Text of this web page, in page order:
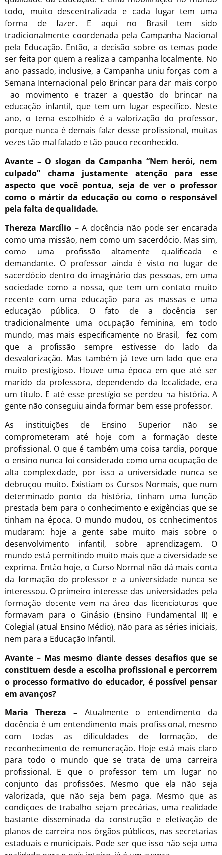
todo, muito descentralizada e cada lugar tem uma
forma de fazer. E aqui no Brasil tem sido
tradicionalmente coordenada pela Campanha Nacional
pela Educação. Então, a decisão sobre os temas pode
ser feita por quem a realiza a campanha localmente. No
ano passado, inclusive, a Campanha uniu forças com a
Semana Internacional pelo Brincar para dar mais corpo
ao movimento e trazer a questão do brincar na
educação infantil, que tem um lugar específico. Neste
ano, o tema escolhido é a valorização do professor,
porque nunca é demais falar desse profissional, muitas
vezes tão mal falado e tão pouco reconhecido.
Avante – O slogan da Campanha “Nem herói, nem
culpado” chama justamente atenção para esse
aspecto que você pontua, seja de ver o professor
como o mártir da educação ou como o responsável
pela falta de qualidade.
Thereza Marcílio –A docência não pode ser encarada
como uma missão, nem como um sacerdócio. Mas sim,
como uma profissão altamente qualificada e
demandante. O professor ainda é visto no lugar de
sacerdócio dentro do imaginário das pessoas, em uma
sociedade como a nossa, que tem um contato muito
recente com uma educação para as massas e uma
educação pública. O fato de a docência ser
tradicionalmente uma ocupação feminina, em todo
mundo, mas mais especificamente no Brasil, fez com
que a profissão sempre estivesse do lado da
desvalorização. Mas também já teve um lado que era
muito prestigioso. Houve uma época em que até ser
marido da professora, dependendo da localidade, era
um título. E até esse prestígio se perdeu na história. A
gente não conseguiu ainda formar bem esse professor.
As instituições de Ensino Superior não se
comprometeram até hoje com a formação deste
profissional. O que é também uma coisa tardia, porque
o ensino nunca foi considerado como uma ocupação de
alta complexidade, por isso a universidade nunca se
debruçou muito. Existiam os Cursos Normais, que num
determinado ponto da história, tinham uma função
prestada bem para o conhecimento e exigências que se
tinham na época. O mundo mudou, os conhecimentos
mudaram: hoje a gente sabe muito mais sobre o
desenvolvimento infantil, sobre aprendizagem. O
mundo está permitindo muito mais que a diversidade se
exprima. Então hoje, o Curso Normal não dá mais conta
da formação do professor e a universidade nunca se
interessou. O primeiro interesse das universidades pela
formação docente vem na área das licenciaturas que
formavam para o Ginásio (Ensino Fundamental II) e
Colegial (atual Ensino Médio), não para as séries iniciais,
nem para a Educação Infantil.
Avante – Mas mesmo diante desses desafios que se
constituem desde a escolha profissional e percorrem
o processo formativo do educador, é possível pensar
em avanços?
Maria Thereza – Atualmente o entendimento da
docência é um entendimento mais profissional, mesmo
com todas as dificuldades de formação, de
reconhecimento de remuneração. Hoje está mais claro
para todo o mundo que se trata de uma carreira
profissional. E que o professor tem um lugar no
conjunto das profissões. Mesmo que ela não seja
valorizada, que não seja bem paga. Mesmo que as
condições de trabalho sejam precárias, uma realidade
bastante disseminada da construção e efetivação de
planos de carreira nos órgãos públicos, nas secretarias
estaduais e municipais. Pode ser que isso não seja uma